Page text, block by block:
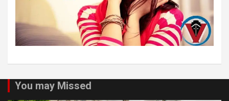
You may Missed